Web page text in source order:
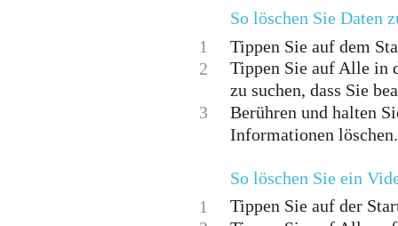
So löschen Sie Daten
1
Tippen Sie auf dem
2
Tippen Sie auf Alle in
zu suchen, dass Sie
3
Berühren und halten
Informationen löschen.
So löschen Sie ein
1
Tippen Sie auf der